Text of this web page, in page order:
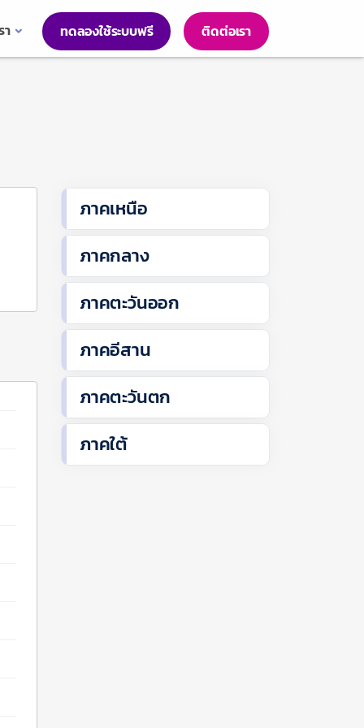
า ทดลองใช้ระบบฟรี ติดต่อเรา
ภาคเหนือ
ภาคกลาง
ภาคตะวันออก
ภาคอีสาน
ภาคตะวันตก
ภาคใต้